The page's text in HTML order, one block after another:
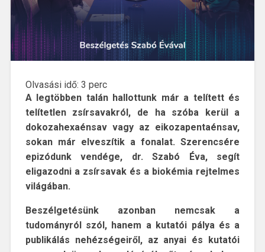
Olvasási idő: 3 perc
A legtöbben talán hallottunk már a telített és
telítetlen zsírsavakról, de ha szóba kerül a
dokozahexaénsav vagy az eikozapentaénsav,
sokan már elveszítik a fonalat. Szerencsére
epizódunk vendége, dr. Szabó Éva, segít
eligazodni a zsírsavak és a biokémia rejtelmes
világában.
Beszélgetésünk azonban nemcsak a
tudományról szól, hanem a kutatói pálya és a
publikálás nehézségeiről, az anyai és kutatói